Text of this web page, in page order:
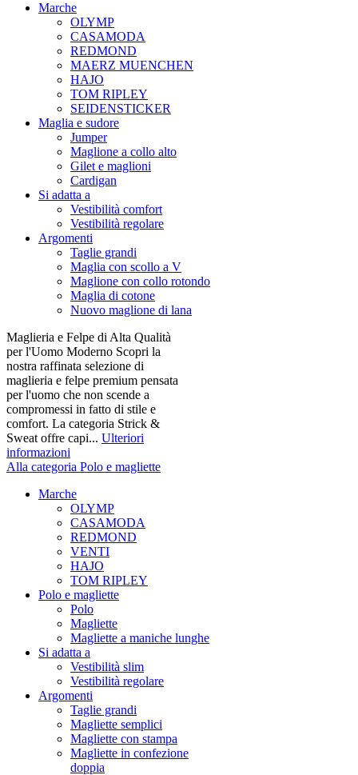
Marche
OLYMP
CASAMODA
REDMOND
MAERZ MUENCHEN
HAJO
TOM RIPLEY
SEIDENSTICKER
Maglia e sudore
Jumper
Maglione a collo alto
Gilet e maglioni
Cardigan
Si adatta a
Vestibilità comfort
Vestibilità regolare
Argomenti
Taglie grandi
Maglia con scollo a V
Maglione con collo rotondo
Maglia di cotone
Nuovo maglione di lana
Maglieria e Felpe di Alta Qualità
per l'Uomo Moderno Scopri la
nostra raffinata selezione di
maglieria e felpe premium pensata
per l'uomo che non scende a
compromessi in fatto di stile e
comfort. La categoria Strick &
Sweat offre capi... Ulteriori
informazioni
Alla categoria Polo e magliette
Marche
OLYMP
CASAMODA
REDMOND
VENTI
HAJO
TOM RIPLEY
Polo e magliette
Polo
Magliette
Magliette a maniche lunghe
Si adatta a
Vestibilità slim
Vestibilità regolare
Argomenti
Taglie grandi
Magliette semplici
Magliette con stampa
Magliette in confezione
doppia